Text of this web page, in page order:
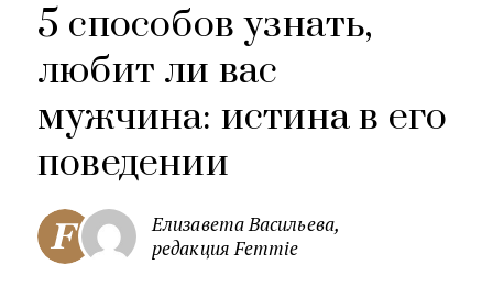
5 способов узнать,
любит ли вас
мужчина: истина в его
поведении
Елизавета Васильева,
редакция Femmie